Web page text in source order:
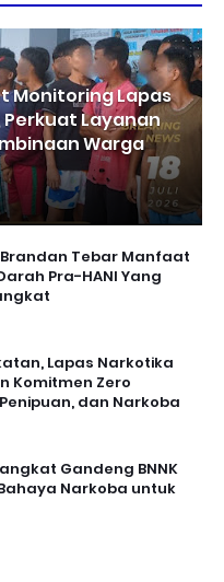
Monitoring Lapas
Perkuat Layanan
Warga
Tebar Manfaat
Pra-HANI Yang
Lapas Narkotika
Komitmen Zero
dan Narkoba
Gandeng BNNK
Narkoba untuk